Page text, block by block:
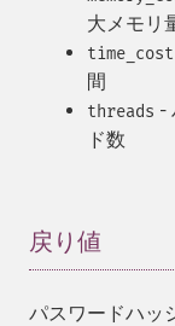
大メモリ
time_cost
間
threads -
ド数
戻り値
パスワードハッ